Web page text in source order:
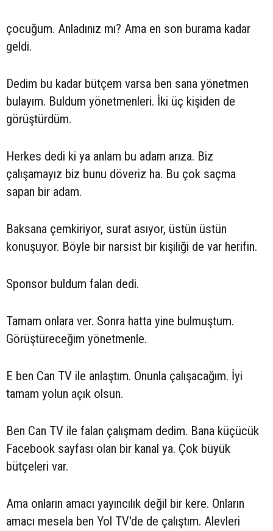
çocuğum. Anladınız mı? Ama en son burama kadar
geldi.
Dedim bu kadar bütçem varsa ben sana yönetmen
bulayım. Buldum yönetmenleri. İki üç kişiden de
görüştürdüm.
Herkes dedi ki ya anlam bu adam arıza. Biz
çalışamayız biz bunu döveriz ha. Bu çok saçma
sapan bir adam.
Baksana çemkiriyor, surat asıyor, üstün üstün
konuşuyor. Böyle bir narsist bir kişiliği de var herifin.
Sponsor buldum falan dedi.
Tamam onlara ver. Sonra hatta yine bulmuştum.
Görüştüreceğim yönetmenle.
E ben Can TV ile anlaştım. Onunla çalışacağım. İyi
tamam yolun açık olsun.
Ben Can TV ile falan çalışmam dedim. Bana küçücük
Facebook sayfası olan bir kanal ya. Çok büyük
bütçeleri var.
Ama onların amacı yayıncılık değil bir kere. Onların
amacı mesela ben Yol TV'de de çalıştım. Alevleri